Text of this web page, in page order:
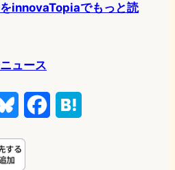
をinnovaTopiaでもっと読
ュース
u